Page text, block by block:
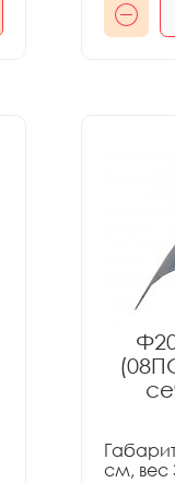
см, вес